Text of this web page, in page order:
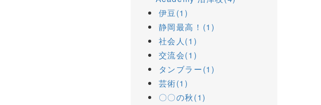
伊豆(1)
静岡最高！(1)
社会人(1)
交流会(1)
タンブラー(1)
芸術(1)
〇〇の秋(1)